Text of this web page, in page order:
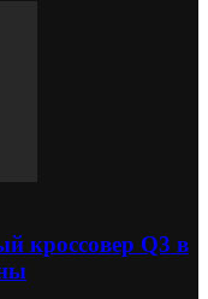
кроссовер Q3 в